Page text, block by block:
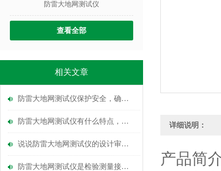
防雷大地网测试仪
查看全部
相关文章
防雷大地网测试仪保护安全，确保可靠
防雷大地网测试仪有什么特点，又该如何操作？
说说防雷大地网测试仪的设计审核和竣工验收
防雷大地网测试仪是检验测量接地电阻的常用仪表
详细说明：
产品简